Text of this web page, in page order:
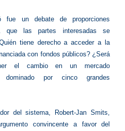
fue un debate de proporciones
que las partes interesadas se
tiene derecho a acceder a la
con fondos públicos? ¿Será
el cambio en un mercado
dominado por cinco grandes
del sistema, Robert-Jan Smits,
convincente a favor del